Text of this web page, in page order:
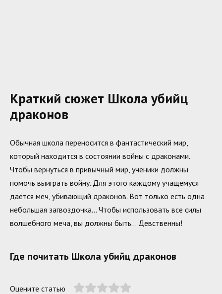
Краткий сюжет Школа убийц
драконов
Обычная школа переносится в фантастический мир,
который находится в состоянии войны с драконами.
Чтобы вернуться в привычный мир, ученики должны
помочь выиграть войну. Для этого каждому учащемуся
даётся меч, убивающий драконов. Вот только есть одна
небольшая загвоздочка… Чтобы использовать все силы
волшебного меча, вы должны быть… Девственны!
Где почитать Школа убийц драконов
Оцените статью